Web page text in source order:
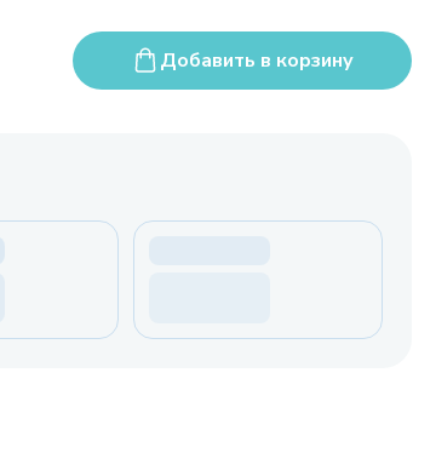
Добавить в корзину